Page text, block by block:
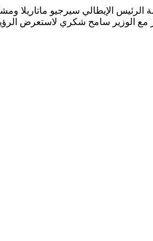
الإيطالي سيرجيو ماتاريلا
الوزير سامح شكري لاستعرض الرؤية